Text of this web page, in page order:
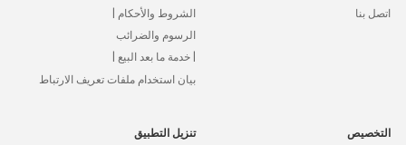
اتصل بنا
الشروط والأحكام |
الرسوم والضرائب
| خدمة ما بعد البيع |
بيان استخدام ملفات تعريف الارتباط
التخصيص تنزيل التطبيق